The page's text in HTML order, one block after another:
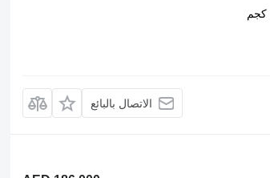
الاتصال بالبائع